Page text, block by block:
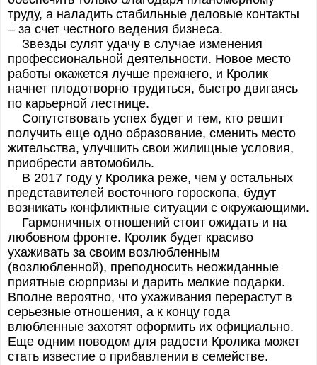
труду, а наладить стабильные деловые контакты
– за счет честного ведения бизнеса.
Звезды сулят удачу в случае изменения
профессиональной деятельности. Новое место
работы окажется лучше прежнего, и Кролик
начнет плодотворно трудиться, быстро двигаясь
по карьерной лестнице.
Сопутствовать успех будет и тем, кто решит
получить еще одно образование, сменить место
жительства, улучшить свои жилищные условия,
приобрести автомобиль.
В 2017 году у Кролика реже, чем у остальных
представителей восточного гороскопа, будут
возникать конфликтные ситуации с окружающими.
Гармоничных отношений стоит ожидать и на
любовном фронте. Кролик будет красиво
ухаживать за своим возлюбленным
(возлюбленной), преподносить неожиданные
приятные сюрпризы и дарить мелкие подарки.
Вполне вероятно, что ухаживания перерастут в
серьезные отношения, а к концу года
влюбленные захотят оформить их официально.
Еще одним поводом для радости Кролика может
стать известие о прибавлении в семействе.